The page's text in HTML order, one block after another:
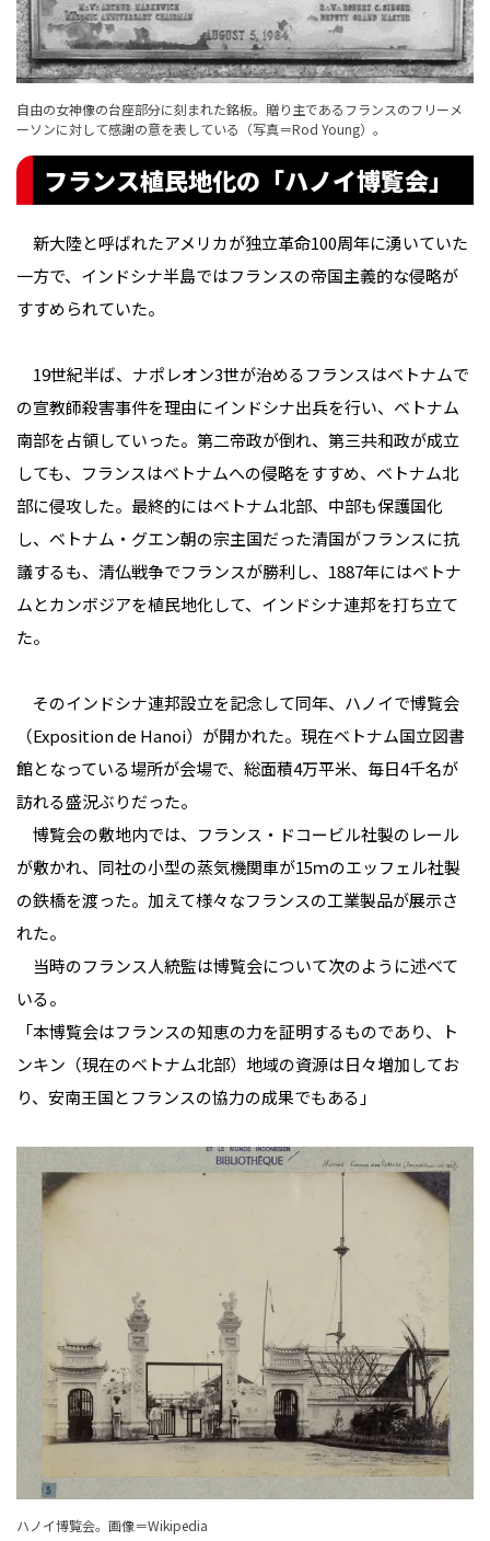
自由の女神像の台座部分に刻まれた銘板。贈り主であるフランスのフリーメ
ーソンに対して感謝の意を表している（写真＝Rod Young）。
フランス植民地化の「ハノイ博覧会」
新大陸と呼ばれたアメリカが独立革命100周年に湧いていた
一方で、インドシナ半島ではフランスの帝国主義的な侵略が
すすめられていた。
19世紀半ば、ナポレオン3世が治めるフランスはベトナムで
の宣教師殺害事件を理由にインドシナ出兵を行い、ベトナム
南部を占領していった。第二帝政が倒れ、第三共和政が成立
しても、フランスはベトナムへの侵略をすすめ、ベトナム北
部に侵攻した。最終的にはベトナム北部、中部も保護国化
し、ベトナム・グエン朝の宗主国だった清国がフランスに抗
議するも、清仏戦争でフランスが勝利し、1887年にはベトナ
ムとカンボジアを植民地化して、インドシナ連邦を打ち立て
た。
そのインドシナ連邦設立を記念して同年、ハノイで博覧会
（Exposition de Hanoi）が開かれた。現在ベトナム国立図書
館となっている場所が会場で、総面積4万平米、毎日4千名が
訪れる盛況ぶりだった。
博覧会の敷地内では、フランス・ドコービル社製のレール
が敷かれ、同社の小型の蒸気機関車が15ｍのエッフェル社製
の鉄橋を渡った。加えて様々なフランスの工業製品が展示さ
れた。
当時のフランス人統監は博覧会について次のように述べて
いる。
「本博覧会はフランスの知恵の力を証明するものであり、ト
ンキン（現在のベトナム北部）地域の資源は日々増加してお
り、安南王国とフランスの協力の成果でもある」
ハノイ博覧会。 画像＝Wikipedia